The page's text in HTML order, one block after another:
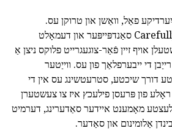
פאַל, וואַשן און טרוקן עס.
סאַדערינג אָרט מיר ריין Carefully סאַנדפּייפּער און דעמאָלט
אויף זיין פֿאַר-צוגעגרייט פלוקס ניצן אַ
די ייבערפלאַך פון עס. ווייַטער
דורך שיכטע, סטרעטשינג עס אין די
פון פּרעסן פילעכץ איז צו צעשטערן
מאָמענט איידער סאַדערינג, דערמיט
אַלומינום און סאַדער.